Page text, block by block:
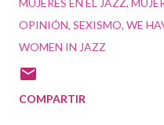
MUJERES EN EL JAZZ
OPINIÓN SEXISMO WE
WOMEN IN JAZZ
COMPARTIR